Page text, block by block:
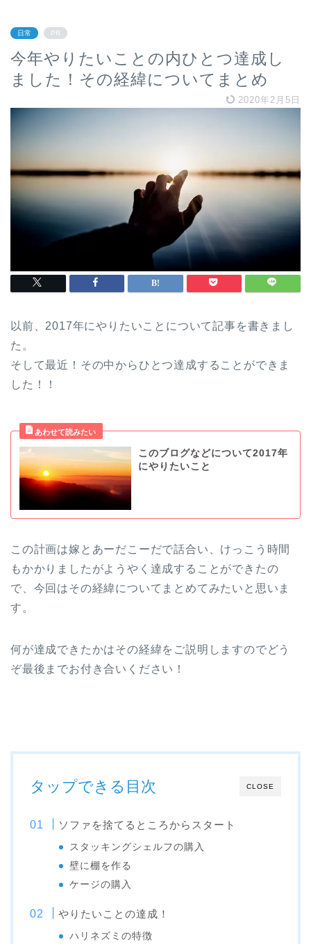
日常 PR
今年やりたいことの内ひとつ達成し
ました！その経緯についてまとめ
2020年2月5日
以前、2017年にやりたいことについて記事を書きまし
た。
そして最近！その中からひとつ達成することができま
した！！
このブログなどについて2017年
にやりたいこと
この計画は嫁とあーだこーだで話合い、けっこう時間
もかかりましたがようやく達成することができたの
で、今回はその経緯についてまとめてみたいと思いま
す。
何が達成できたかはその経緯をご説明しますのでどう
ぞ最後までお付き合いください！
CLOSE
タップできる目次
ソファを捨てるところからスタート
スタッキングシェルフの購入
壁に棚を作る
ケージの購入
やりたいことの達成！
ハリネズミの特徴